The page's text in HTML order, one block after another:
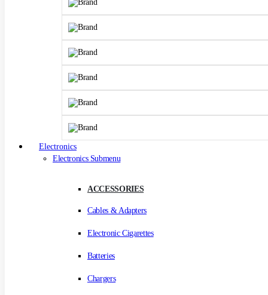
Electronics
Electronics Submenu
ACCESSORIES
Cables & Adapters
Electronic Cigarettes
Batteries
Chargers